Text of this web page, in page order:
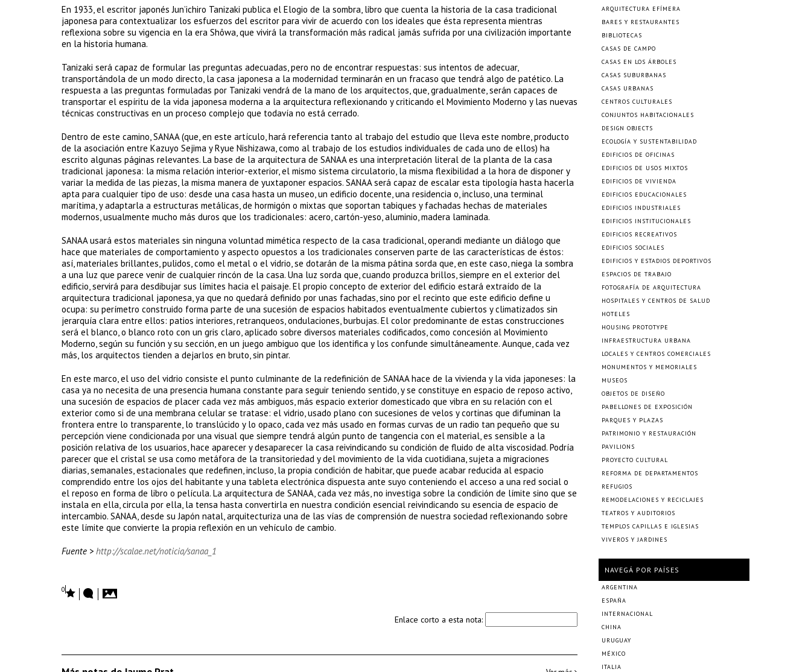
En 1933, el escritor japonés Jun’ichiro Tanizaki publica el Elogio de la sombra, libro que cuenta la historia de la casa tradicional
japonesa para contextualizar los esfuerzos del escritor para vivir de acuerdo con los ideales que ésta representa mientras
reflexiona sobre su vigencia en la era Shôwa, que vivirá la transformación más radical jamás sufrida por una civilización importante
en la historia humana.
Tanizaki será capaz de formular las preguntas adecuadas, pero no de encontrar respuestas: sus intentos de adecuar,
transportándola de un modo directo, la casa japonesa a la modernidad terminarán en un fracaso que tendrá algo de patético. La
respuesta a las preguntas formuladas por Tanizaki vendrá de la mano de los arquitectos, que, gradualmente, serán capaces de
transportar el espíritu de la vida japonesa moderna a la arquitectura reflexionando y criticando el Movimiento Moderno y las nuevas
técnicas constructivas en un proceso complejo que todavía no está cerrado.
Dentro de este camino, SANAA (que, en este artículo, hará referencia tanto al trabajo del estudio que lleva este nombre, producto
de la asociación entre Kazuyo Sejima y Ryue Nishizawa, como al trabajo de los estudios individuales de cada uno de ellos) ha
escrito algunas páginas relevantes. La base de la arquitectura de SANAA es una interpretación literal de la planta de la casa
tradicional japonesa: la misma relación interior-exterior, el mismo sistema circulatorio, la misma flexibilidad a la hora de disponer y
variar la medida de las piezas, la misma manera de yuxtaponer espacios. SANAA será capaz de escalar esta tipología hasta hacerla
apta para cualquier tipo de uso: desde una casa hasta un museo, un edificio docente, una residencia o, incluso, una terminal
marítima, y adaptarla a estructuras metálicas, de hormigón o mixtas que soportan tabiques y fachadas hechas de materiales
modernos, usualmente mucho más duros que los tradicionales: acero, cartón-yeso, aluminio, madera laminada.
SANAA usará estos materiales sin ninguna voluntad mimética respecto de la casa tradicional, operandi mediante un diálogo que
hace que materiales de comportamiento y aspecto opuestos a los tradicionales conserven parte de las características de éstos:
así, materiales brillantes, pulidos, como el metal o el vidrio, se dotarán de la misma pátina sorda que, en este caso, niega la sombra
a una luz que parece venir de cualquier rincón de la casa. Una luz sorda que, cuando produzca brillos, siempre en el exterior del
edificio, servirá para desdibujar sus límites hacia el paisaje. El propio concepto de exterior del edificio estará extraído de la
arquitectura tradicional japonesa, ya que no quedará definido por unas fachadas, sino por el recinto que este edificio define u
ocupa: su perímetro construido forma parte de una sucesión de espacios habitados eventualmente cubiertos y climatizados sin
jerarquía clara entre ellos: patios interiores, retranqueos, ondulaciones, burbujas. El color predominante de estas construcciones
será el blanco, o blanco roto con un gris claro, aplicado sobre diversos materiales codificados, como concesión al Movimiento
Moderno, según su función y su sección, en un juego ambiguo que los identifica y los confunde simultáneamente. Aunque, cada vez
más, los arquitectos tienden a dejarlos en bruto, sin pintar.
En este marco, el uso del vidrio consiste el punto culminante de la redefinición de SANAA hace de la vivienda y la vida japoneses: la
casa ya no necesita de una presencia humana constante para seguir teniendo sentido, y se constituye en espacio de reposo activo,
una sucesión de espacios de placer cada vez más ambiguos, más espacio exterior domesticado que vibra en su relación con el
exterior como si de una membrana celular se tratase: el vidrio, usado plano con sucesiones de velos y cortinas que difuminan la
frontera entre lo transparente, lo translúcido y lo opaco, cada vez más usado en formas curvas de un radio tan pequeño que su
percepción viene condicionada por una visual que siempre tendrá algún punto de tangencia con el material, es sensible a la
posición relativa de los usuarios, hace aparecer y desaparecer la casa reivindicando su condición de fluido de alta viscosidad. Podría
parecer que el cristal se usa como metáfora de la transitoriedad y del movimiento de la vida cuotidiana, sujeta a migraciones
diarias, semanales, estacionales que redefinen, incluso, la propia condición de habitar, que puede acabar reducida al espacio
comprendido entre los ojos del habitante y una tableta electrónica dispuesta ante suyo conteniendo el acceso a una red social o
el reposo en forma de libro o película. La arquitectura de SANAA, cada vez más, no investiga sobre la condición de límite sino que se
instala en ella, circula por ella, la tensa hasta convertirla en nuestra condición esencial reivindicando su esencia de espacio de
intercambio. SANAA, desde su Japón natal, arquitecturiza una de las vías de comprensión de nuestra sociedad reflexionando sobre
este límite que convierte la propia reflexión en un vehículo de cambio.
Fuente > http://scalae.net/noticia/sanaa_1
0
Enlace corto a esta nota:
ARQUITECTURA EFÍMERA
BARES Y RESTAURANTES
BIBLIOTECAS
CASAS DE CAMPO
CASAS EN LOS ÁRBOLES
CASAS SUBURBANAS
CASAS URBANAS
CENTROS CULTURALES
CONJUNTOS HABITACIONALES
DESIGN OBJECTS
ECOLOGÍA Y SUSTENTABILIDAD
EDIFICIOS DE OFICINAS
EDIFICIOS DE USOS MIXTOS
EDIFICIOS DE VIVIENDA
EDIFICIOS EDUCACIONALES
EDIFICIOS INDUSTRIALES
EDIFICIOS INSTITUCIONALES
EDIFICIOS RECREATIVOS
EDIFICIOS SOCIALES
EDIFICIOS Y ESTADIOS DEPORTIVOS
ESPACIOS DE TRABAJO
FOTOGRAFÍA DE ARQUITECTURA
HOSPITALES Y CENTROS DE SALUD
HOTELES
HOUSING PROTOTYPE
INFRAESTRUCTURA URBANA
LOCALES Y CENTROS COMERCIALES
MONUMENTOS Y MEMORIALES
MUSEOS
OBJETOS DE DISEÑO
PABELLONES DE EXPOSICIÓN
PARQUES Y PLAZAS
PATRIMONIO Y RESTAURACIÓN
PAVILIONS
PROYECTO CULTURAL
REFORMA DE DEPARTAMENTOS
REFUGIOS
REMODELACIONES Y RECICLAJES
TEATROS Y AUDITORIOS
TEMPLOS CAPILLAS E IGLESIAS
VIVEROS Y JARDINES
NAVEGÁ POR PAÍSES
ARGENTINA
ESPAÑA
INTERNACIONAL
CHINA
URUGUAY
MÉXICO
ITALIA